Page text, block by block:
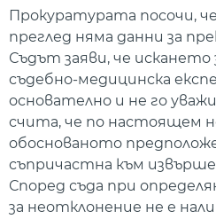
Прокуратурата посочи,
преглед няма данни за
Съдът заяви, че искането
съдебно-медицинска
основателно и не го
счита, че по настоящем
обоснованото
съпричастна към
Според съда при
за неотклонение не е